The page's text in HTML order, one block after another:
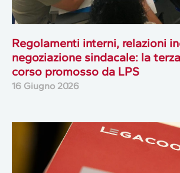
Regolamenti interni, relazioni
negoziazione sindacale: la
corso promosso da LPS
16 Giugno 2026